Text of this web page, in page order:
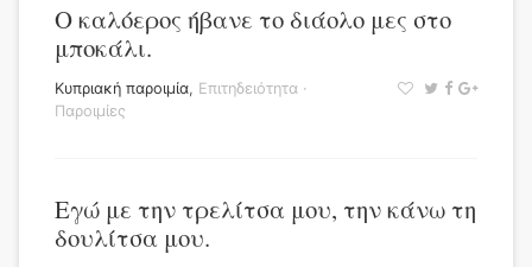
Ο καλόερος ήβανε το διάολο μες στο
μποκάλι.
Κυπριακή παροιμία, Επιτηδειότητα ·
Παροιμίες
Εγώ με την τρελίτσα μου, την κάνω τη
δουλίτσα μου.